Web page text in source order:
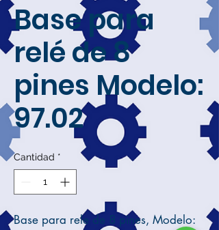
Base para
relé de 8
pines Modelo:
97.02
Cantidad *
Base para rele de 8 pines, Modelo: